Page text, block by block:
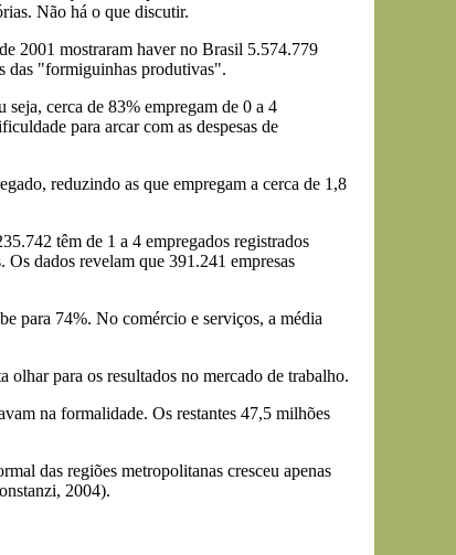
Não há o que discutir.
2001 mostraram haver no Brasil 5.574.779
das "formiguinhas produtivas".
cerca de 83% empregam de 0 a 4
para arcar com as despesas de
reduzindo as que empregam a cerca de 1,8
têm de 1 a 4 empregados registrados
dados revelam que 391.241 empresas
para 74%. No comércio e serviços, a média
olhar para os resultados no mercado de trabalho.
na formalidade. Os restantes 47,5 milhões
das regiões metropolitanas cresceu apenas
2004).